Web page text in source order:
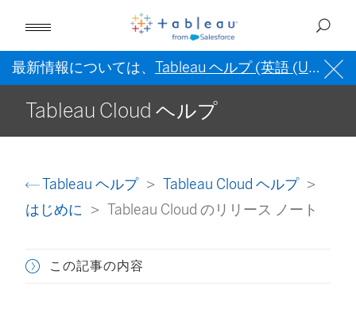
最新情報については、 Tableau ヘルプ (英語 (US)) を
Tableau Cloud ヘルプ
Tableau ヘルプ
Tableau Cloud ヘルプ
はじめに
Tableau Cloud のリリース ノート
この記事の内容